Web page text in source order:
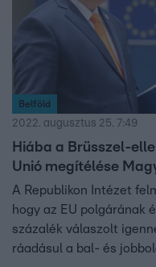
Belföld
2022. augusztus 25. 7:49
Hiába a Brüsszel-
Unió megítélése
A Republikon Intézet
hogy az EU polgárának
százalék válaszolt
ráadásul a bal- és